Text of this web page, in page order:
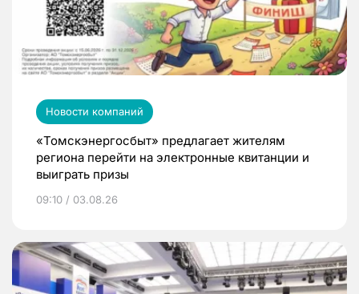
Новости компаний
«Томскэнергосбыт» предлагает жителям
региона перейти на электронные квитанции и
выиграть призы
09:10 / 03.08.26